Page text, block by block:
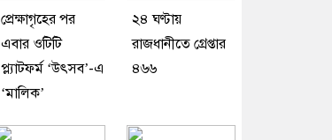
প্রেক্ষাগৃহের পর
এবার ওটিটি
প্ল্যাটফর্ম ‘উৎসব’-এ
‘মালিক’
২৪ ঘণ্টায়
রাজধানীতে গ্রেপ্তার
৪৬৬